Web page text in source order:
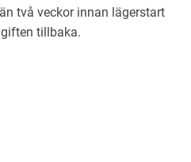
två veckor innan lägerstart
tillbaka.